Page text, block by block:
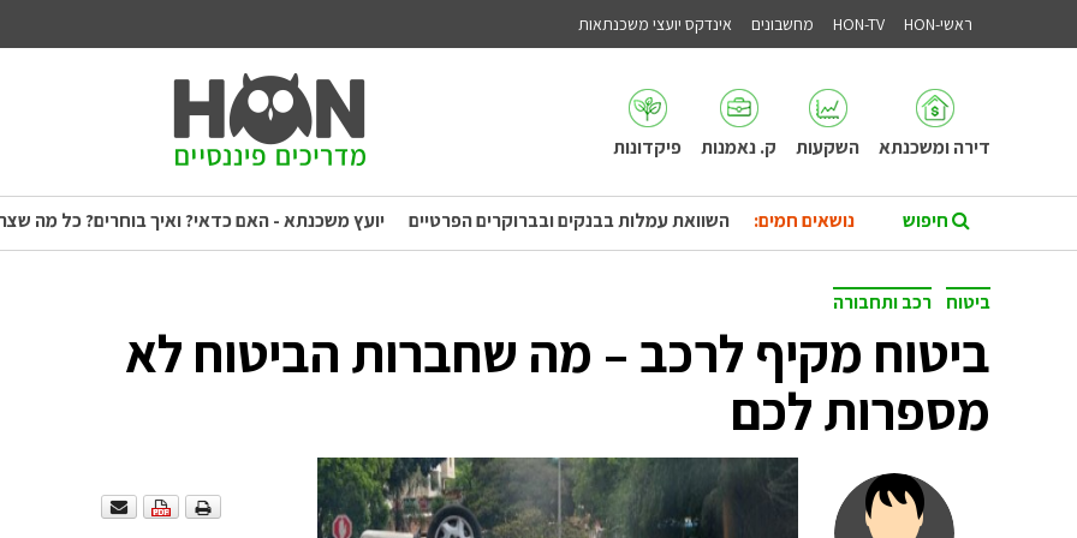
ראשי-HON HON-TV מחשבונים אינדקס יועצי משכנתאות
דירה ומשכנתא השקעות ק. נאמנות פיקדונות
נושאים חמים: השוואת עמלות בבנקים ובברוקרים הפרטיים יועץ משכנתא - האם כדאי? ואיך בוחרים? כל מה
ביטוח רכב ותחבורה
ביטוח מקיף לרכב – מה שחברות הביטוח לא
מספרות לכם